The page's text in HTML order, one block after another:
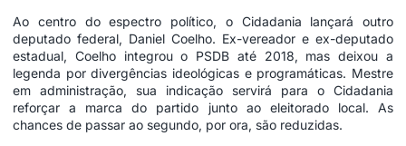
Ao centro do espectro político, o Cidadania lançará outro
deputado federal, Daniel Coelho. Ex-vereador e ex-deputado
estadual, Coelho integrou o PSDB até 2018, mas deixou a
legenda por divergências ideológicas e programáticas. Mestre
em administração, sua indicação servirá para o Cidadania
reforçar a marca do partido junto ao eleitorado local. As
chances de passar ao segundo, por ora, são reduzidas.